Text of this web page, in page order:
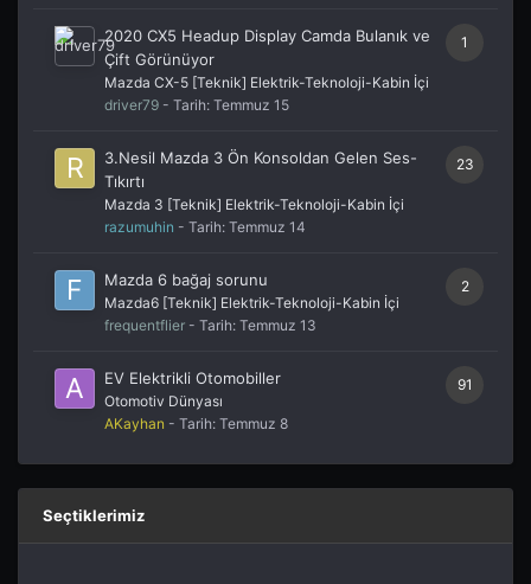
1
2020 CX5 Headup Display Camda Bulanık ve
Çift Görünüyor
Mazda CX-5 [Teknik] Elektrik-Teknoloji-Kabin İçi
driver79 - Tarih: Temmuz 15
23
3.Nesil Mazda 3 Ön Konsoldan Gelen Ses-
Tıkırtı
Mazda 3 [Teknik] Elektrik-Teknoloji-Kabin İçi
razumuhin - Tarih: Temmuz 14
2
Mazda 6 bağaj sorunu
Mazda6 [Teknik] Elektrik-Teknoloji-Kabin İçi
frequentflier - Tarih: Temmuz 13
91
EV Elektrikli Otomobiller
Otomotiv Dünyası
AKayhan - Tarih: Temmuz 8
Seçtiklerimiz